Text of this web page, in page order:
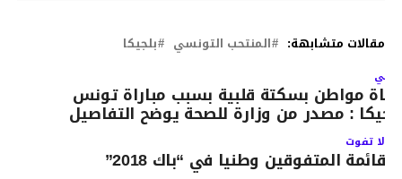
مقالات متشابهة: المنتحب التونسي بلجيكا
مواطن بسكتة قلبية بسبب مباراة تونس
: مصدر من وزارة للصحة يوضح التفاصيل
لا تفوت
قائمة المتفوقين وطنيا في “باك 2018”